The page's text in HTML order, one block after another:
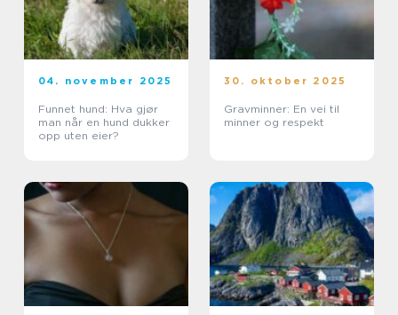
04. november 2025
Funnet hund: Hva gjør
man når en hund dukker
opp uten eier?
30. oktober 2025
Gravminner: En vei til
minner og respekt